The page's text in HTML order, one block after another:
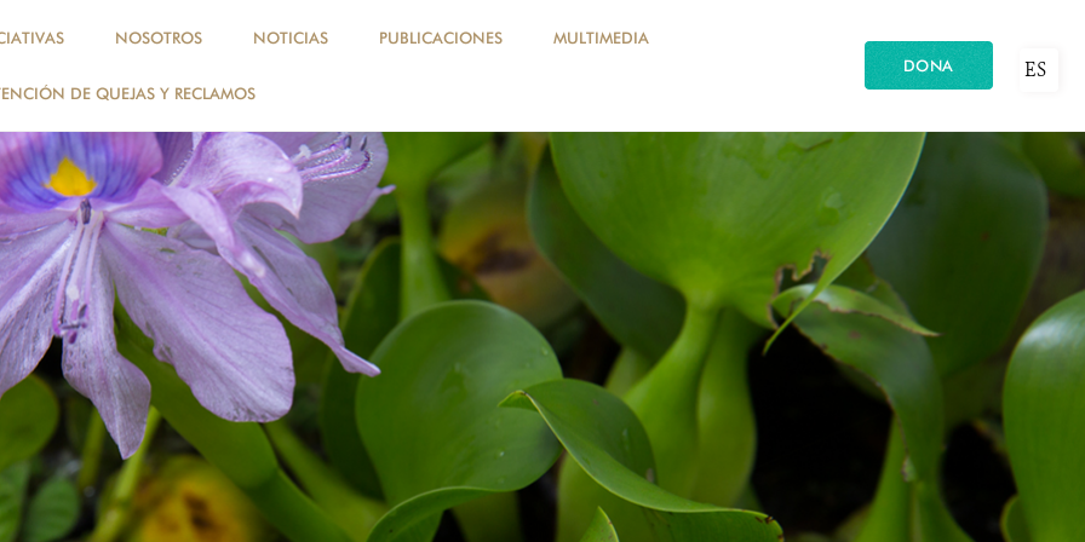
NOSOTROS NOTICIAS PUBLICACIONES MULTIMEDIA
DE QUEJAS Y RECLAMOS
DONA ES